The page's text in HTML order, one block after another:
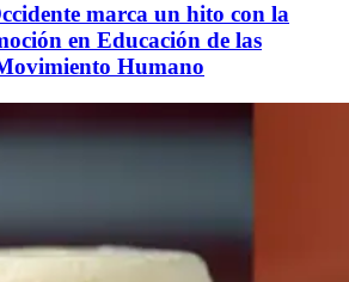
marca un hito con la
en Educación de las
Humano